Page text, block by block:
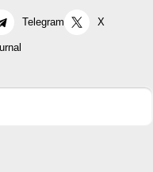
Telegram X